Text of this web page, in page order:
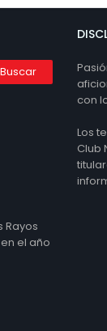
Rayos
el año
con
Los
Club